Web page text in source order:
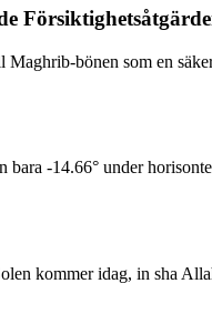
bönen som en
bara -14.66° under
kommer idag, in sha